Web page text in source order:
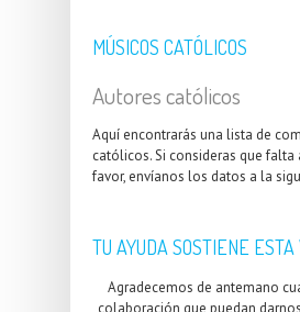
MÚSICOS CATÓLICOS
Autores católicos
Aquí encontrarás una lista de
católicos. Si consideras que falta
favor, envíanos los datos a la
TU AYUDA SOSTIENE
Agradecemos de antemano
colaboración que puedan